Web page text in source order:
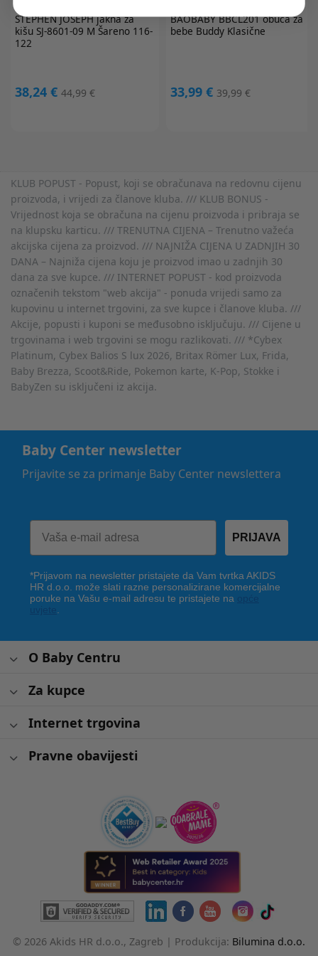
STEPHEN JOSEPHjakna za
kišu SJ-8601-09 M Šareno 116-
122
38,24 € 44,99 €
BAOBABYBBCL201 obuća za
bebe Buddy Klasične
33,99 € 39,99 €
KLUB POPUST - Popust, koji se obračunava na redovnu cijenu
proizvoda, i vrijedi za članove kluba. /// KLUB BONUS -
Vrijednost koja se obračuna na cijenu proizvoda i pribraja se
na klupsku karticu. /// TRENUTNA CIJENA – Trenutno važeća
akcijska cijena za proizvod. /// NAJNIŽA CIJENA U ZADNJIH 30
DANA – Najniža cijena koju je proizvod imao u zadnjih 30
dana za sve kupce. /// INTERNET POPUST - kod proizvoda
označenih tekstom "web akcija" - ponuda vrijedi samo za
kupovinu u internet trgovini, za sve kupce i članove kluba. ///
Akcije, popusti i kuponi se međusobno isključuju. /// Cijene u
trgovinama i web trgovini se mogu razlikovati. /// *Cybex
Platinum, Cybex Balios S lux 2026, Britax Römer Lux, Frida,
Baby Brezza, Scoot&Ride, Pokemon karte, K-Pop, Stokke i
BabyZen su isključeni iz akcija.
Baby Center newsletter
Prijavite se za primanje Baby Center newslettera
PRIJAVA
*Prijavom na newsletter pristajete da Vam tvrtka AKIDS
HR d.o.o. može slati razne personalizirane komercijalne
poruke na Vašu e-mail adresu te pristajete na
O Baby Centru
Za kupce
Internet trgovina
Pravne obavijesti
© 2026 Akids HR d.o.o., Zagreb | Produkcija: Bilumina d.o.o.